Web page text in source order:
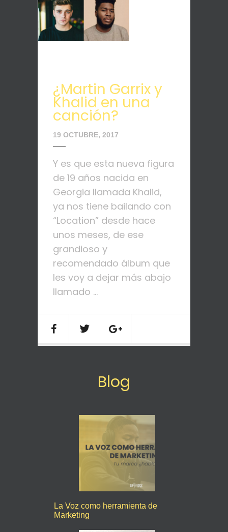
¿Martin Garrix y
Khalid en una
canción?
19 OCTUBRE, 2017
Y es que esta nueva figura
de 19 años nacida en
Georgia llamada Khalid,
ya nos tiene bailando con
“Location” desde hace
unos meses, de ese
grandioso y
recomendado álbum que
les voy a dejar más abajo
llamado ...
Blog
La Voz como herramienta de
Marketing